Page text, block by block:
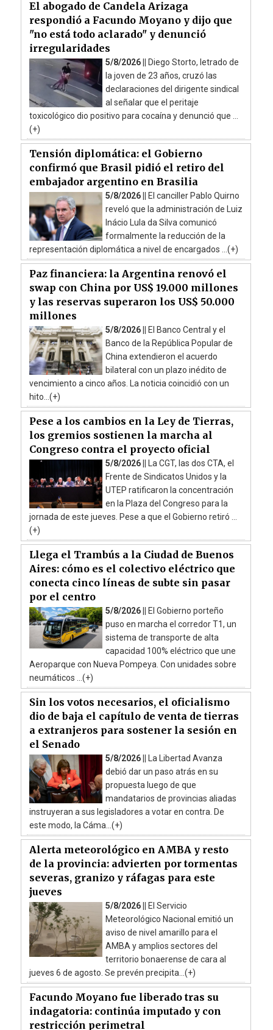
El abogado de Candela Arizaga
respondió a Facundo Moyano y dijo que
"no está todo aclarado" y denunció
irregularidades
5/8/2026 ||
Diego Storto, letrado de
la joven de 23 años, cruzó las
declaraciones del dirigente sindical
al señalar que el peritaje
toxicológico dio positivo para cocaína y denunció que ...
(+)
Tensión diplomática: el Gobierno
confirmó que Brasil pidió el retiro del
embajador argentino en Brasilia
5/8/2026 ||
El canciller Pablo Quirno
reveló que la administración de Luiz
Inácio Lula da Silva comunicó
formalmente la reducción de la
representación diplomática a nivel de encargados ...(+)
Paz financiera: la Argentina renovó el
swap con China por US$ 19.000 millones
y las reservas superaron los US$ 50.000
millones
5/8/2026 ||
El Banco Central y el
Banco de la República Popular de
China extendieron el acuerdo
bilateral con un plazo inédito de
vencimiento a cinco años. La noticia coincidió con un
hito...(+)
Pese a los cambios en la Ley de Tierras,
los gremios sostienen la marcha al
Congreso contra el proyecto oficial
5/8/2026 ||
La CGT, las dos CTA, el
Frente de Sindicatos Unidos y la
UTEP ratificaron la concentración
en la Plaza del Congreso para la
jornada de este jueves. Pese a que el Gobierno retiró ...
(+)
Llega el Trambús a la Ciudad de Buenos
Aires: cómo es el colectivo eléctrico que
conecta cinco líneas de subte sin pasar
por el centro
5/8/2026 ||
El Gobierno porteño
puso en marcha el corredor T1, un
sistema de transporte de alta
capacidad 100% eléctrico que une
Aeroparque con Nueva Pompeya. Con unidades sobre
neumáticos ...(+)
Sin los votos necesarios, el oficialismo
dio de baja el capítulo de venta de tierras
a extranjeros para sostener la sesión en
el Senado
5/8/2026 ||
La Libertad Avanza
debió dar un paso atrás en su
propuesta luego de que
mandatarios de provincias aliadas
instruyeran a sus legisladores a votar en contra. De
este modo, la Cáma...(+)
Alerta meteorológico en AMBA y resto
de la provincia: advierten por tormentas
severas, granizo y ráfagas para este
jueves
5/8/2026 ||
El Servicio
Meteorológico Nacional emitió un
aviso de nivel amarillo para el
AMBA y amplios sectores del
territorio bonaerense de cara al
jueves 6 de agosto. Se prevén precipita...(+)
Facundo Moyano fue liberado tras su
indagatoria: continúa imputado y con
restricción perimetral